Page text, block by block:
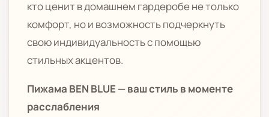
кто ценит в домашнем гардеробе не только
комфорт, но и возможность подчеркнуть
свою индивидуальность с помощью
стильных акцентов.
Пижама BEN BLUE — ваш стиль в моменте
расслабления